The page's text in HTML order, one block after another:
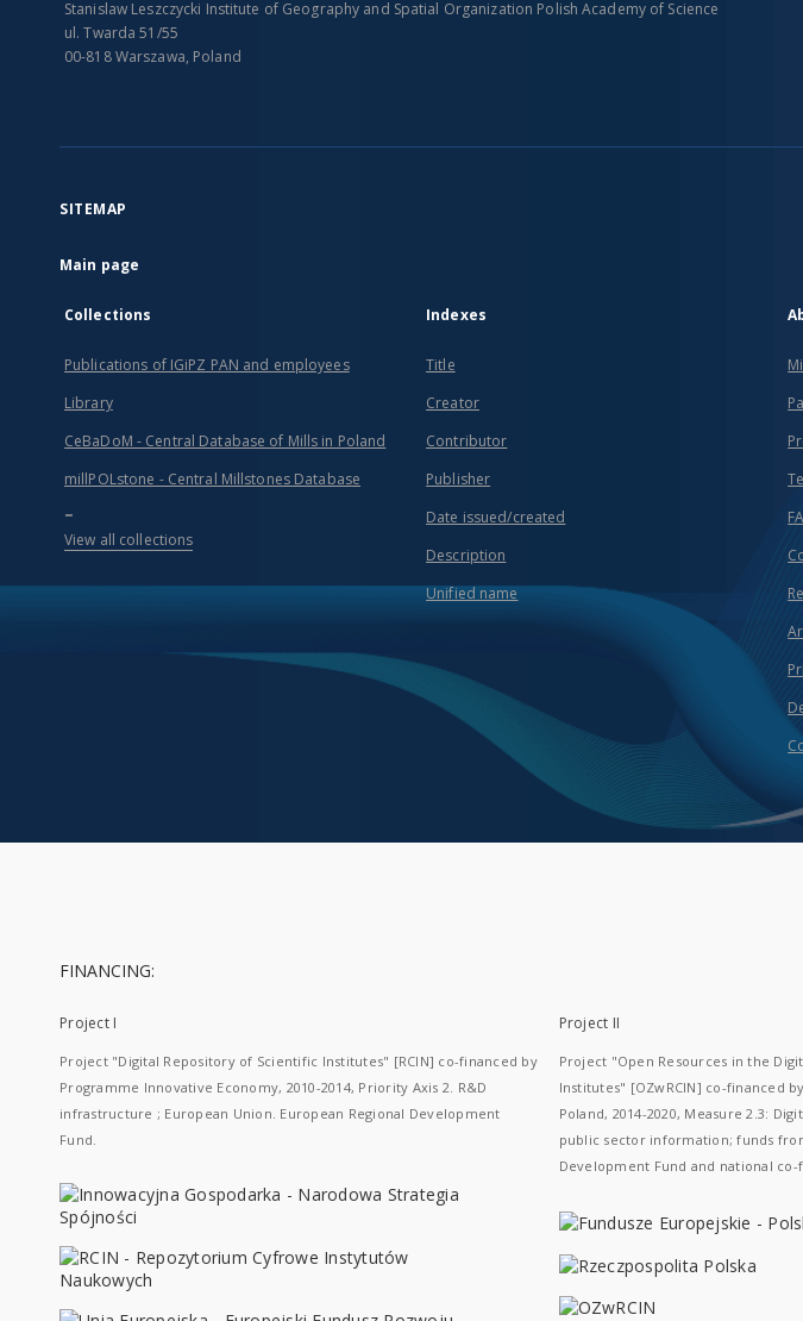
Stanislaw Leszczycki Institute of Geography and Spatial Organization Polish Academy of Science
ul. Twarda 51/55
00-818 Warszawa, Poland
SITEMAP
Main page
Collections
Publications of IGiPZ PAN and employees
Library
CeBaDoM - Central Database of Mills in Poland
millPOLstone - Central Millstones Database
...
View all collections
Indexes
Title
Creator
Contributor
Publisher
Date issued/created
Description
Unified name
FINANCING:
Project I
Project "Digital Repository of Scientific Institutes" [RCIN] co-financed by
Programme Innovative Economy, 2010-2014, Priority Axis 2. R&D
infrastructure ; European Union. European Regional Development
Fund.
Project II
Project "Open Resources in the
Institutes" [OZwRCIN] co-financed
Poland, 2014-2020, Measure 2.3:
public sector information; funds
Development Fund and national